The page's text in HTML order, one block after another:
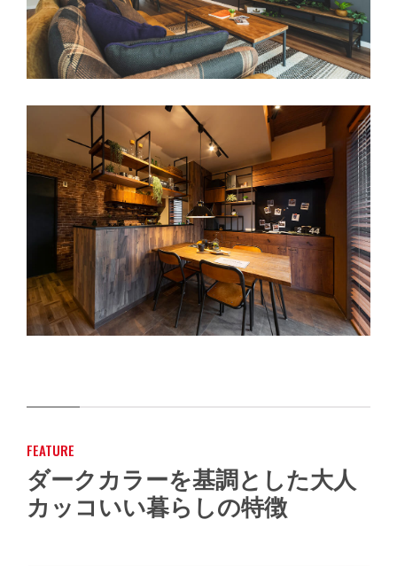
FEATURE
ダークカラーを基調とした大人
カッコいい暮らしの特徴